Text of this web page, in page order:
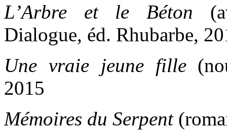
L’Arbre et le Béton
Dialogue, éd. Rhubarbe,
Une vraie jeune fille
2015
Mémoires du Serpent